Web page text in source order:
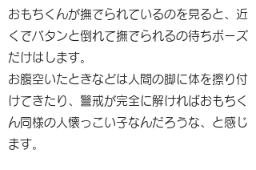
おもちくんが撫でられているのを見ると、近
くでバタンと倒れて撫でられるの待ちポーズ
だけはします。
お腹空いたときなどは人間の脚に体を擦り付
けてきたり、警戒が完全に解ければおもちく
ん同様の人懐っこい子なんだろうな、と感じ
ます。